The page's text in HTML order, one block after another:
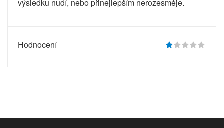
výsledku nudí, nebo přinejlepším nerozesměje.
Hodnocení